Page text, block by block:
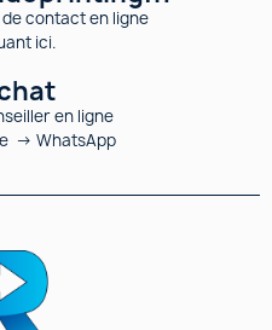
contact en ligne
ici.
en ligne
→ WhatsApp